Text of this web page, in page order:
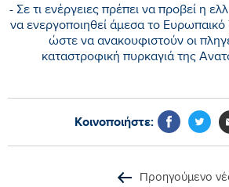
- Σε τι ενέργειες πρέπει να προβεί η
να ενεργοποιηθεί άμεσα το
ώστε να ανακουφιστούν οι
καταστροφική πυρκαγιά της
Κοινοποιήστε:
Προηγούμενο